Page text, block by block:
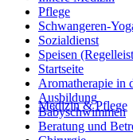
Medizin & Pflege
Pflege
Schwangeren-
Sozialdienst
Speisen
Startseite
Aromatherapie in
Ausbildung
Babyschwimmen
Beratung und